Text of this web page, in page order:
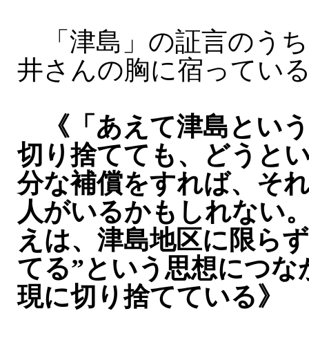
「津島」の証言のう
井さんの胸に宿ってい
《「あえて津島とい
切り捨てても、どうと
分な補償をすれば、そ
人がいるかもしれない
えは、津島地区に限ら
てる”という思想につな
現に切り捨てている》